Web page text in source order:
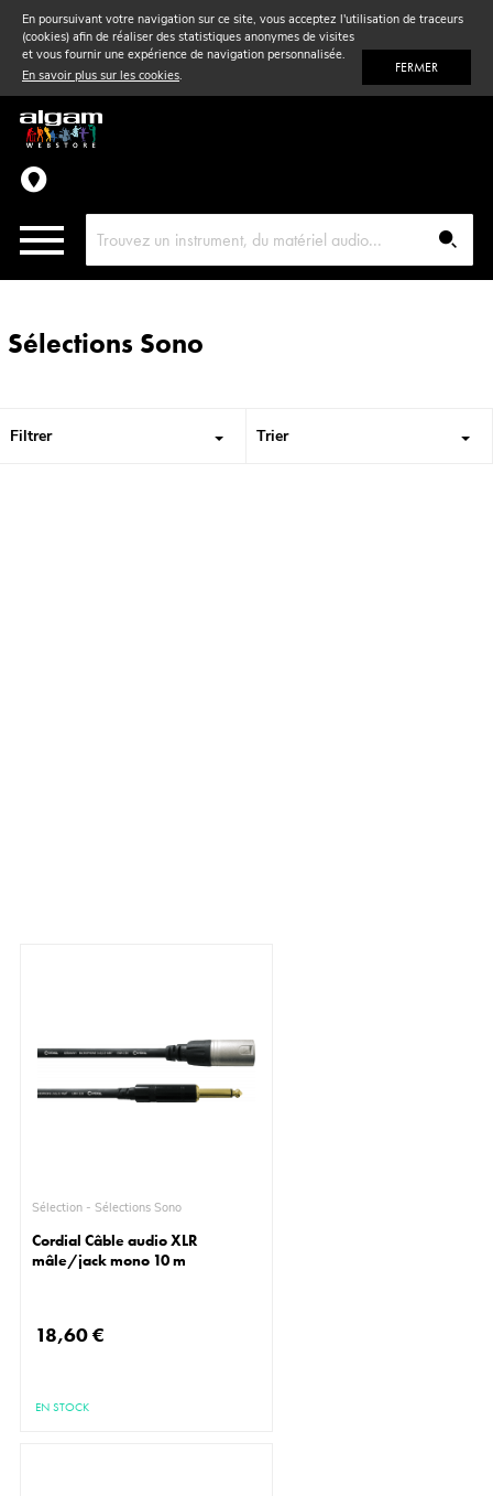
En poursuivant votre navigation sur ce site, vous acceptez l'utilisation de traceurs
(cookies) afin de réaliser des statistiques anonymes de visites
et vous fournir une expérience de navigation personnalisée.
En savoir plus sur les cookies. FERMER
Vent& Violon
Accessoires
Pièces détachées
Sélections Sono
Sélection - Sélections Sono
Cordial Câble audio XLR
mâle/jack mono 10 m
18,60 €
EN STOCK
Trier
Filtrer